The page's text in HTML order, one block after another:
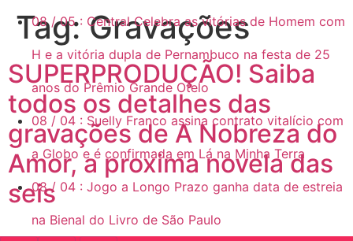
08 / 05 : Central Celebra as vitórias de Homem com
H e a vitória dupla de Pernambuco na festa de 25
anos do Prêmio Grande Otelo
08 / 04 : Suelly Franco assina contrato vitalício com
a Globo e é confirmada em Lá na Minha Terra
08 / 04 : Jogo a Longo Prazo ganha data de estreia
na Bienal do Livro de São Paulo
Tag:Gravações
SUPERPRODUÇÃO! Saiba
todos os detalhes das
gravações de A Nobreza do
Amor, a proxima novela das
seis